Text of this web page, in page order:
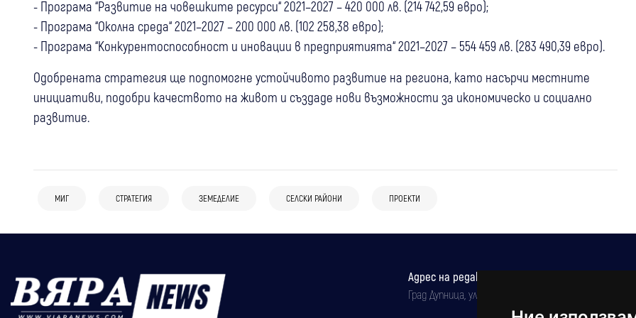
- Програма “Развитие на човешките ресурси“ 2021–2027 – 420 000 лв. (214 742,59 евро);
- Програма “Околна среда“ 2021–2027 – 200 000 лв. (102 258,38 евро);
- Програма “Конкурентоспособност и иновации в предприятията“ 2021–2027 – 554 459 лв. (283 490,39 евро).
Одобрената стратегия ще подпомогне устойчивото развитие на региона, като насърчи местните
инициативи, подобри качеството на живот и създаде нови възможности за икономическо и социално
развитие.
МИГ СТРАТЕГИЯ ЗЕМЕДЕЛИЕ СЕЛСКИ РАЙОНИ ПРОЕКТИ
Адрес на редакцията
Град Дупница, ул.''Христо Ботев" 43